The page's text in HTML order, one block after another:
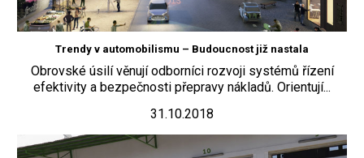
Trendy v automobilismu – Budoucnost již nastala
Obrovské úsilí věnují odborníci rozvoji systémů řízení
efektivity a bezpečnosti přepravy nákladů. Orientují...
31.10.2018